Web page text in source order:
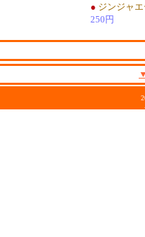
● ジンジャ
250円